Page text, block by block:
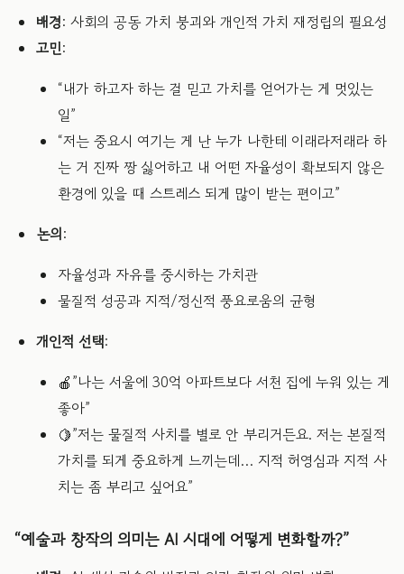
배경: 사회의 공동 가치 붕괴와 개인적 가치 재정립의 필요성
고민:
“내가 하고자 하는 걸 믿고 가치를 얻어가는 게 멋있는
일”
“저는 중요시 여기는 게 난 누가 나한테 이래라저래라 하
는 거 진짜 짱 싫어하고 내 어떤 자율성이 확보되지 않은
환경에 있을 때 스트레스 되게 많이 받는 편이고”
논의:
자율성과 자유를 중시하는 가치관
물질적 성공과 지적/정신적 풍요로움의 균형
개인적 선택:
🍎”나는 서울에 30억 아파트보다 서천 집에 누워 있는 게
좋아”
🍋”저는 물질적 사치를 별로 안 부리거든요. 저는 본질적
가치를 되게 중요하게 느끼는데… 지적 허영심과 지적 사
치는 좀 부리고 싶어요”
“예술과 창작의 의미는 AI 시대에 어떻게 변화할까?”